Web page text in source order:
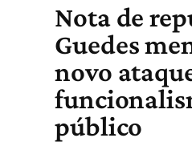
Nota de
Guedes
novo
público